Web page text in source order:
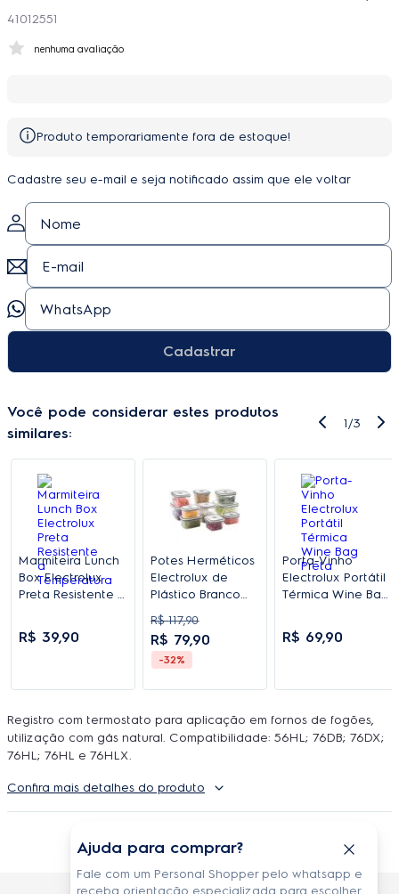
Ajuda para comprar?
Fale com um Personal Shopper pelo whatsapp e
receba orientação especializada para escolher
41012551
nenhuma avaliação
Produto temporariamente fora de estoque!
Cadastre seu e-mail e seja notificado assim que ele voltar
Cadastrar
Você pode considerar estes produtos
similares:
1/3
Marmiteira Lunch
Box Electrolux
Preta Resistente a
R$ 39,90
Potes Herméticos
Electrolux de
Plástico Branco
Retangular com
10 Unidades
R$ 117,90
R$ 79,90
-32%
Porta-Vinho
Electrolux Portátil
Térmica Wine Bag
R$ 69,90
Registro com termostato para aplicação em fornos de fogões,
utilização com gás natural. Compatibilidade: 56HL; 76DB; 76DX;
76HL; 76HL e 76HLX.
Confira mais detalhes do produto